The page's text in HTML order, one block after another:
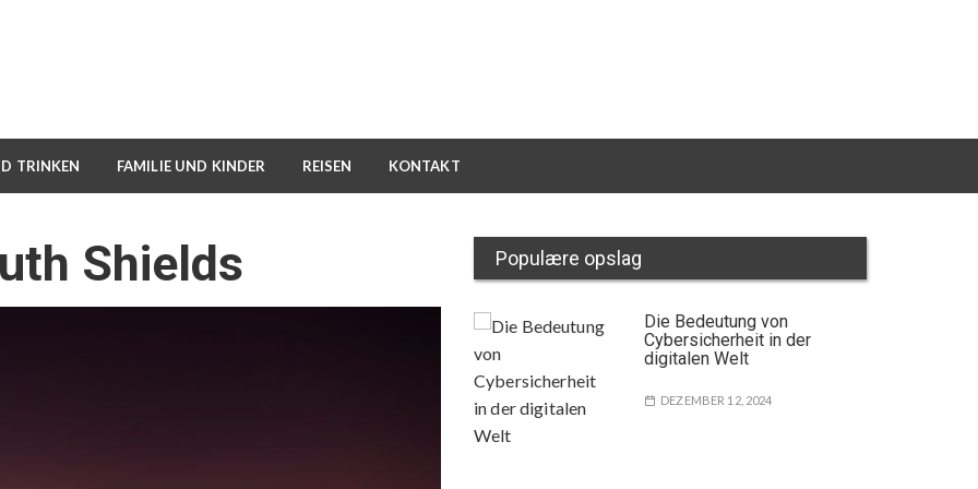
TRINKEN FAMILIE UND KINDER REISEN KONTAKT
Shields Populære opslag
Die Bedeutung von
Cybersicherheit in der
digitalen Welt
DEZEMBER 12, 2024